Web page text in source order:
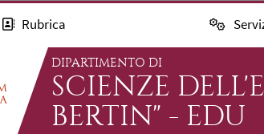
Rubrica
DIPARTIMENTO DI
SCIENZE
BERTIN" - EDU